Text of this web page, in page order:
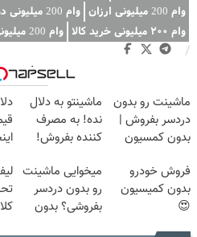
وام 200 میلیونی ارزان
وام 200 میلیونی دولت
وام ۲۰۰ میلیونی خرید کالا
وام 200 میلیونی اجاره مسکن
/
وبگردی
ماشینت رو بدون
دردسر بفروش |
بدون کمسیون
ماشینتو به دلال
نده! به مصرف
کننده بفروش!
یک تماس
فروش خودرو
بدون کمیسیون
😍
میخوایی ماشینت
رو بدون دردسر
بفروشی؟ بدون